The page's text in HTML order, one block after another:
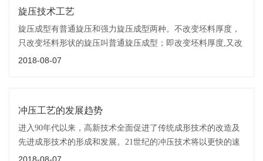
旋压技术工艺
旋压成型有普通旋压和强力旋压成型两种。不改变坯料厚度，
只改变坯料形状的旋压叫普通旋压成型；即改变坯料厚度,又改
变坯料形状的旋压叫强力旋压成型。强力旋压成型所需要的旋
2018-08-07
冲压工艺的发展趋势
进入90年代以来，高新技术全面促进了传统成形技术的改造及
先进成形技术的形成和发展。21世纪的冲压技术将以更快的速
度持续发展，发展的方向将更加突出“精、省、净”的需求。(2)